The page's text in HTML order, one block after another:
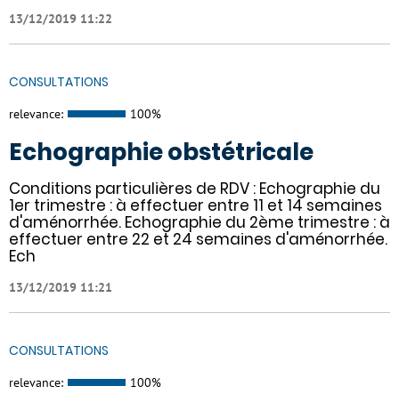
13/12/2019 11:22
CONSULTATIONS
relevance: 100%
Echographie obstétricale
Conditions particulières de RDV : Echographie du
1er trimestre : à effectuer entre 11 et 14 semaines
d'aménorrhée. Echographie du 2ème trimestre : à
effectuer entre 22 et 24 semaines d'aménorrhée.
Ech
13/12/2019 11:21
CONSULTATIONS
relevance: 100%